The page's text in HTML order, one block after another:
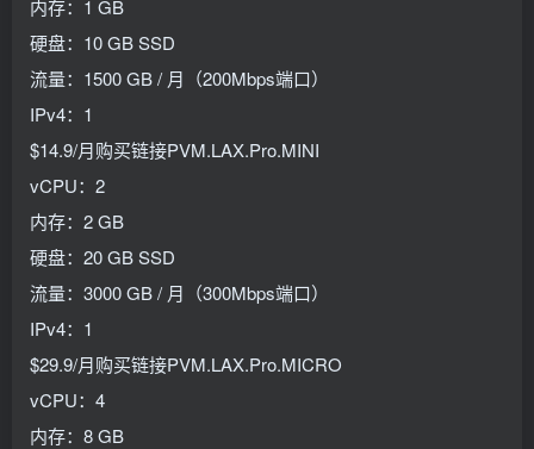
内存：1 GB
硬盘：10 GB SSD
流量：1500 GB / 月（200Mbps端口）
IPv4：1
$14.9/月购买链接PVM.LAX.Pro.MINI
vCPU：2
内存：2 GB
硬盘：20 GB SSD
流量：3000 GB / 月（300Mbps端口）
IPv4：1
$29.9/月购买链接PVM.LAX.Pro.MICRO
vCPU：4
内存：8 GB